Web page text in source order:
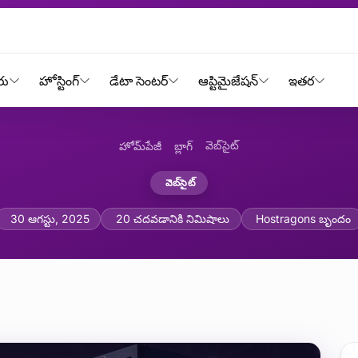
హోస్టింగ్ డేటా సెంటర్ ఆప్టిమైజేషన్ ఇతర
హోమ్‌పేజీ బ్లాగ్ వెబ్‌సైట్
వెబ్‌సైట్
డేటా నష్టాన్ని
30 ఆగస్టు, 2025 20 చదవడానికి నిమిషాలు Hostragons బృందం